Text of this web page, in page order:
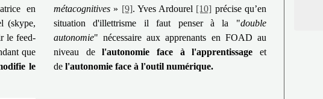
en
(skype,
le feed-
que
le
métacognitives » [9]. Yves Ardourel [10] précise qu’en
situation d'illettrisme il faut penser à la "double
autonomie" nécessaire aux apprenants en FOAD au
niveau del'autonomie face à l'apprentissage et
del'autonomie face à l'outil numérique.